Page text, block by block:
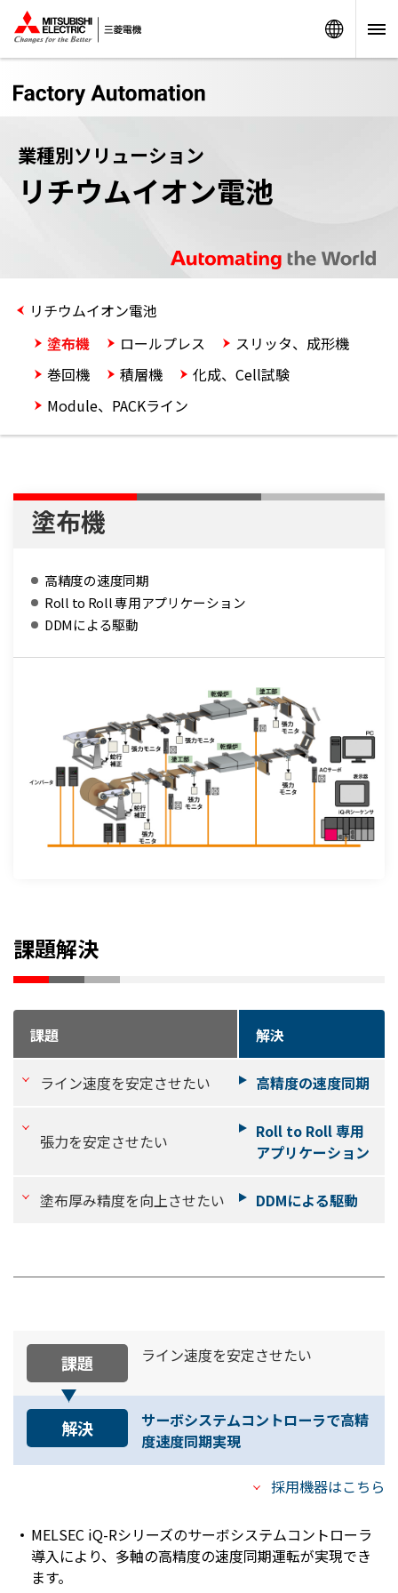
業種別ソリューション
リチウムイオン電池
リチウムイオン電池
塗布機
ロールプレス
スリッタ、成形機
巻回機
積層機
化成、Cell試験
Module、PACKライン
塗布機
高精度の速度同期
Roll to Roll 専用アプリケーション
DDMによる駆動
課題解決
課題 解決
ライン速度を安定させたい 高精度の速度同期
張力を安定させたい
Roll to Roll 専用
アプリケーション
塗布厚み精度を向上させたい DDMによる駆動
課題 ライン速度を安定させたい
解決
サーボシステムコントローラで高精
度速度同期実現
採用機器はこちら
MELSEC iQ-Rシリーズのサーボシステムコントローラ
導入により、多軸の高精度の速度同期運転が実現でき
ます。